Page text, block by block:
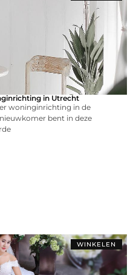
in Utrecht
woninginrichting in de
bent in deze
WINKELEN